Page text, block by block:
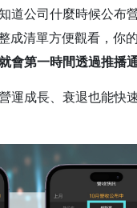
道公司什麼時候公布
成清單方便觀看，你
會第一時間透過推播
運成長、衰退也能快